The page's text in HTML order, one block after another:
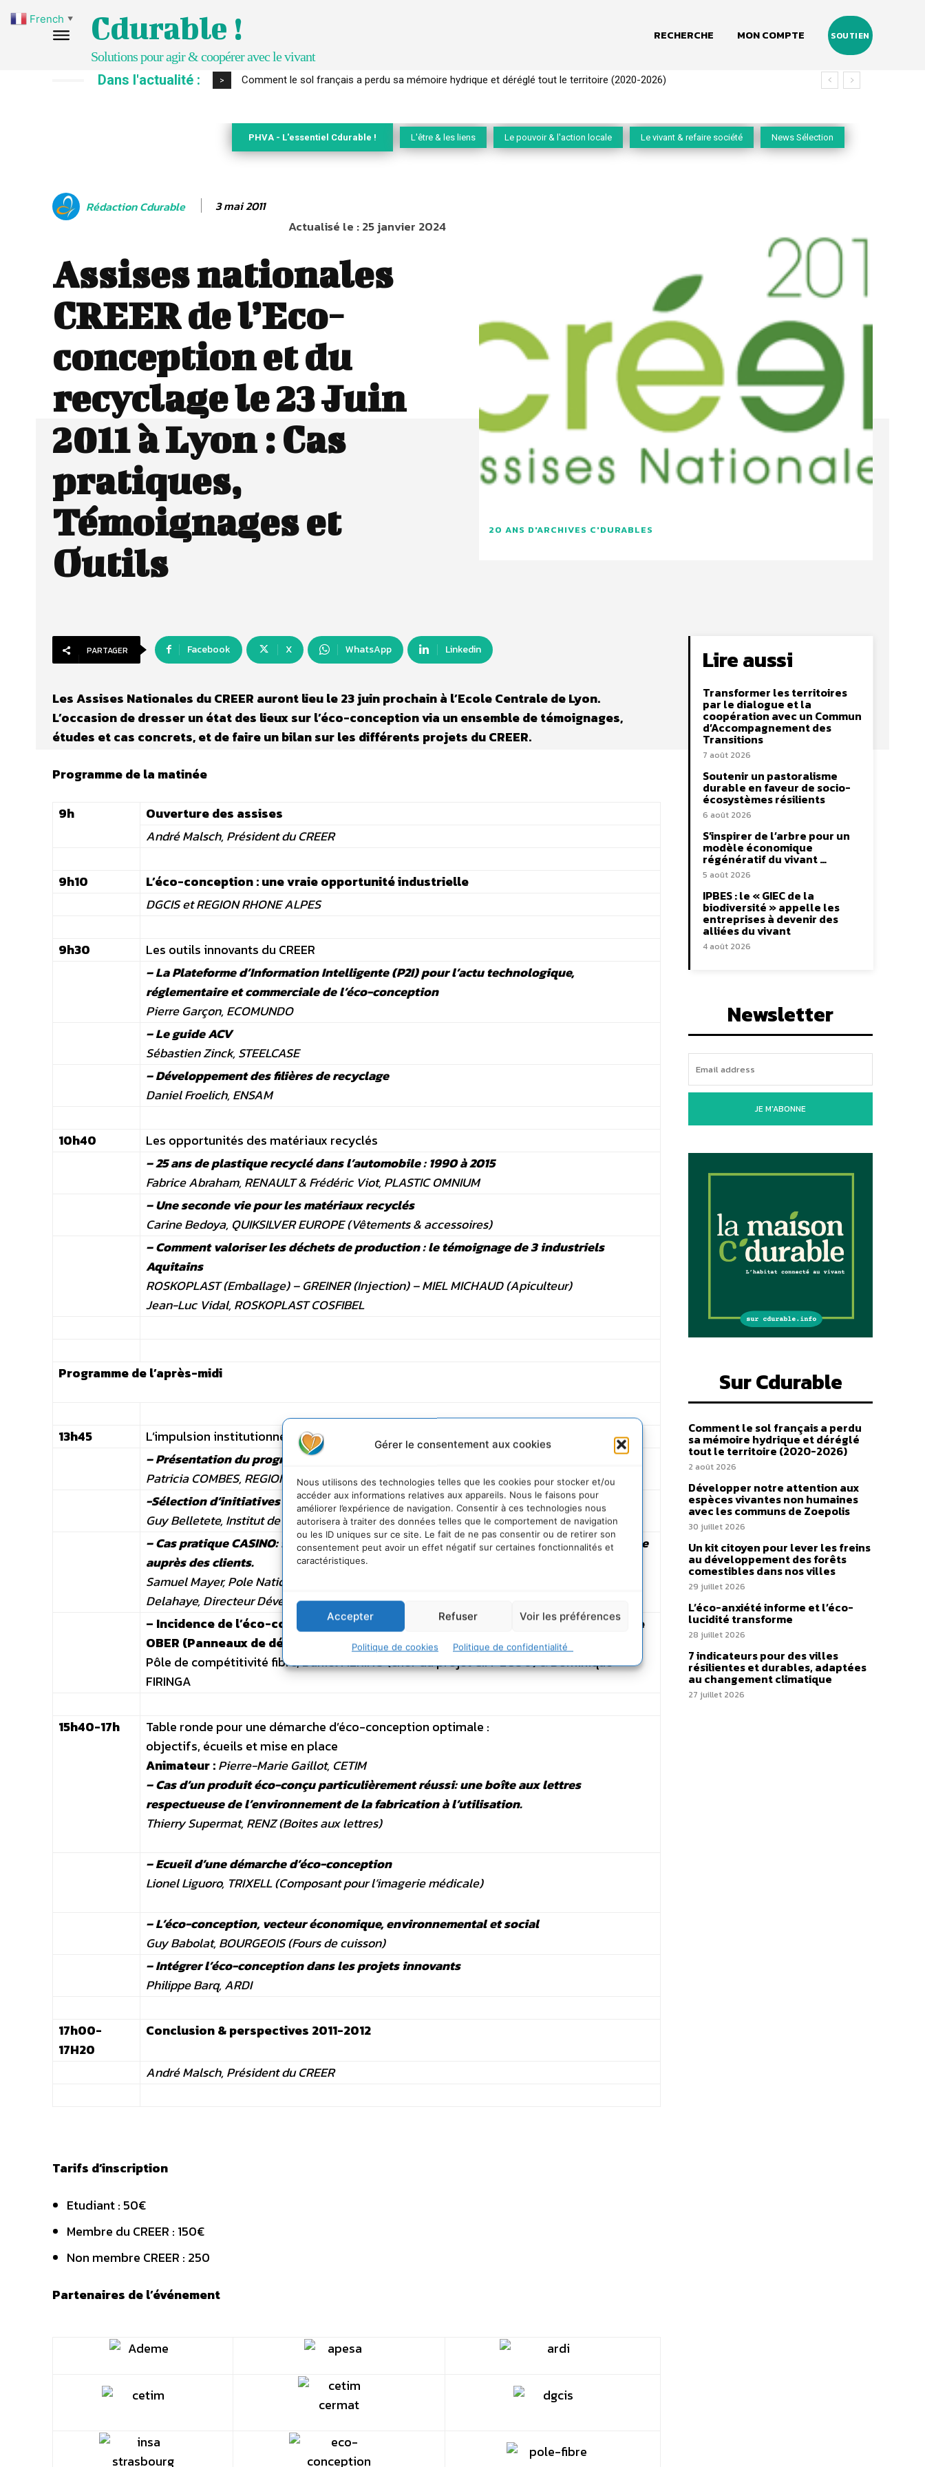
Gérer le consentement aux cookies
Nous utilisons des technologies telles que les cookies pour stocker et/ou
accéder aux informations relatives aux appareils. Nous le faisons pour
améliorer l’expérience de navigation. Consentir à ces technologies nous
autorisera à traiter des données telles que le comportement de navigation
ou les ID uniques sur ce site. Le fait de ne pas consentir ou de retirer son
consentement peut avoir un effet négatif sur certaines fonctionnalités et
caractéristiques.
Accepter Refuser Voir les préférences
Politique de cookies Politique de confidentialité
Cdurable !
Solutions pour agir & coopérer avec le vivant
RECHERCHE MON COMPTE SOUTIEN
Dans l'actualité : > Comment le sol français a perdu sa mémoire hydrique et déréglé tout le territoire (2020-2026)
PHVA - L'essentiel Cdurable ! L'être & les liens Le pouvoir & l'action locale Le vivant & refaire société News Sélection
Rédaction Cdurable 3 mai 2011
Actualisé le :25 janvier 2024
Assises nationales
CREER de l’Eco-
conception et du
recyclage le 23 Juin
2011 à Lyon : Cas
pratiques,
Témoignages et
Outils
20 ANS D'ARCHIVES C'DURABLES
PARTAGER Facebook X WhatsApp Linkedin
Les Assises Nationales du CREER auront lieu le 23 juin prochain à l’Ecole Centrale de Lyon.
L’occasion de dresser un état des lieux sur l’éco-conception via un ensemble de témoignages,
études et cas concrets, et de faire un bilan sur les différents projets du CREER.
Programme de la matinée
9h
Ouverture des assises
André Malsch, Président du CREER
9h10
L’éco-conception : une vraie opportunité industrielle
DGCIS et REGION RHONE ALPES
9h30
Les outils innovants du CREER
– La Plateforme d’Information Intelligente (P2I) pour l’actu technologique,
réglementaire et commerciale de l’éco-conception
Pierre Garçon, ECOMUNDO
– Le guide ACV
Sébastien Zinck, STEELCASE
– Développement des filières de recyclage
Daniel Froelich, ENSAM
10h40
Les opportunités des matériaux recyclés
– 25 ans de plastique recyclé dans l’automobile : 1990 à 2015
Fabrice Abraham, RENAULT & Frédéric Viot, PLASTIC OMNIUM
– Une seconde vie pour les matériaux recyclés
Carine Bedoya, QUIKSILVER EUROPE (Vêtements & accessoires)
– Comment valoriser les déchets de production : le témoignage de 3 industriels
Aquitains
ROSKOPLAST (Emballage) – GREINER (Injection) – MIEL MICHAUD (Apiculteur)
Jean-Luc Vidal, ROSKOPLAST COSFIBEL
Programme de l’après-midi
13h45
L’impulsion institutionnelle : 4 initiatives territoriales
– Présentation du programme INNOV’R sur les aspects éco-conception et recyclage
Patricia COMBES, REGION RHONE ALPES
-Sélection d’initiatives d’éco-conception d’entreprises québécoises
Guy Belletete, Institut de Développement du Produit du Québec (Réseau d’entreprises)
– Cas pratique CASINO: faire de l’environnement un avantage concurrentiel valorisable
auprès des clients.
Samuel Mayer, Pole National d’éco-conception et management du cycle de vie & Gilbert
Delahaye, Directeur Développement Durable du Groupe Casino
– Incidence de l’éco-conception sur la stratégie de développement de l’entreprise
OBER (Panneaux de décoration en bois)
Pôle de compétitivité fibre, Daniel MERINO (chef du projet CIM-ECO©) & Dominique
FIRINGA
15h40-17h
Table ronde pour une démarche d’éco-conception optimale :
objectifs, écueils et mise en place
Animateur :Pierre-Marie Gaillot, CETIM
– Cas d’un produit éco-conçu particulièrement réussi: une boîte aux lettres
respectueuse de l’environnement de la fabrication à l’utilisation.
Thierry Supermat, RENZ (Boites aux lettres)
– Ecueil d’une démarche d’éco-conception
Lionel Liguoro, TRIXELL (Composant pour l’imagerie médicale)
– L’éco-conception, vecteur économique, environnemental et social
Guy Babolat, BOURGEOIS (Fours de cuisson)
– Intégrer l’éco-conception dans les projets innovants
Philippe Barq, ARDI
17h00-
17H20
Conclusion & perspectives 2011-2012
André Malsch, Président du CREER
Tarifs d’inscription
Etudiant : 50€
Membre du CREER : 150€
Non membre CREER : 250
Partenaires de l’événement
Lire aussi
Transformer les territoires
par le dialogue et la
coopération avec un Commun
d’Accompagnement des
Transitions
7 août 2026
Soutenir un pastoralisme
durable en faveur de socio-
écosystèmes résilients
6 août 2026
S’inspirer de l’arbre pour un
modèle économique
régénératif du vivant …
5 août 2026
IPBES : le « GIEC de la
biodiversité » appelle les
entreprises à devenir des
alliées du vivant
4 août 2026
Newsletter
JE M'ABONNE
Sur Cdurable
Comment le sol français a perdu
sa mémoire hydrique et déréglé
tout le territoire (2020-2026)
2 août 2026
Développer notre attention aux
espèces vivantes non humaines
avec les communs de Zoepolis
30 juillet 2026
Un kit citoyen pour lever les freins
au développement des forêts
comestibles dans nos villes
29 juillet 2026
L’éco-anxiété informe et l’éco-
lucidité transforme
28 juillet 2026
7 indicateurs pour des villes
résilientes et durables, adaptées
au changement climatique
27 juillet 2026
French ▼